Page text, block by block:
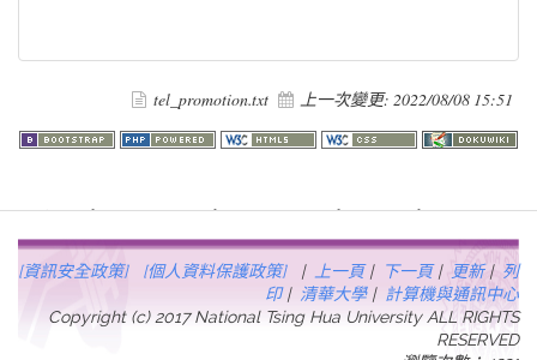
tel_promotion.txt 上一次變更: 2022/08/08 15:51
[資訊安全政策] [個人資料保護政策]| 上一頁| 下一頁| 更新| 列
印| 清華大學| 計算機與通訊中心
Copyright (c) 2017 National Tsing Hua University ALL RIGHTS
RESERVED
Warning: file_get_contents(http://www.geoplugin.net/php.gp?
ip=216.73.216.253): failed to open stream: HTTP request failed!
HTTP/1.1 403 Forbidden in
/usr/local/dokuwiki2017/lib/plugins/quickstats/action.phpon line457